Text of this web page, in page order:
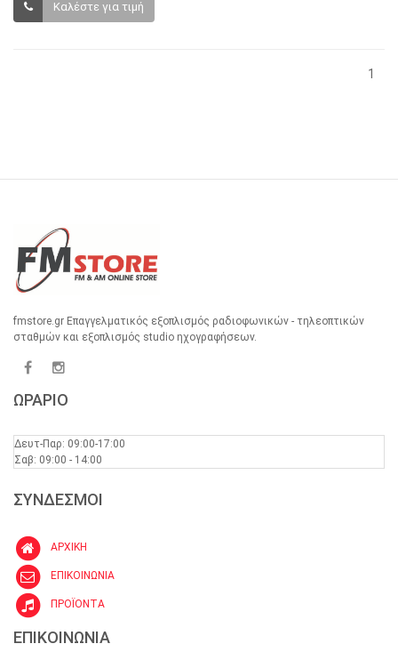
Καλέστε για τιμή
1
fmstore.gr Επαγγελματικός εξοπλισμός ραδιοφωνικών - τηλεοπτικών
σταθμών και εξοπλισμός studio ηχογραφήσεων.
ΩΡΑΡΙΟ
Δευτ-Παρ: 09:00-17:00
Σαβ: 09:00 - 14:00
ΣΥΝΔΕΣΜΟΙ
ΑΡΧΙΚΗ
ΕΠΙΚΟΙΝΩΝΙΑ
ΠΡΟΪΟΝΤΑ
ΕΠΙΚΟΙΝΩΝΙΑ